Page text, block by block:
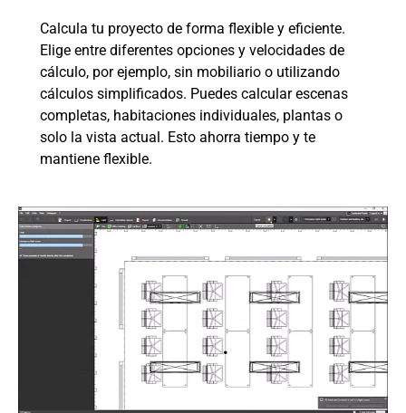
Calcula tu proyecto de forma flexible y eficiente.
Elige entre diferentes opciones y velocidades de
cálculo, por ejemplo, sin mobiliario o utilizando
cálculos simplificados. Puedes calcular escenas
completas, habitaciones individuales, plantas o
solo la vista actual. Esto ahorra tiempo y te
mantiene flexible.